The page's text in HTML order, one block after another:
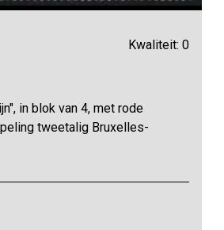
Kwaliteit: 0
in blok van 4, met rode
tweetalig Bruxelles-